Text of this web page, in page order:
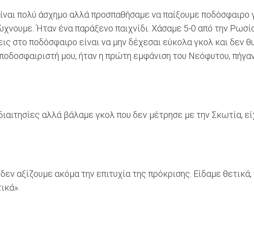
πολύ άσχημο αλλά προσπαθήσαμε να παίξουμε
Ήταν ένα παράξενο παιχνίδι. Χάσαμε 5-0 από την
στο ποδόσφαιρο είναι να μην δέχεσαι εύκολα γκολ και δεν
μου, ήταν η πρώτη εμφάνιση του Νεόφυτου,
αλλά βάλαμε γκολ που δεν μέτρησε με την Σκωτία,
αξίζουμε ακόμα την επιτυχία της πρόκρισης. Είδαμε